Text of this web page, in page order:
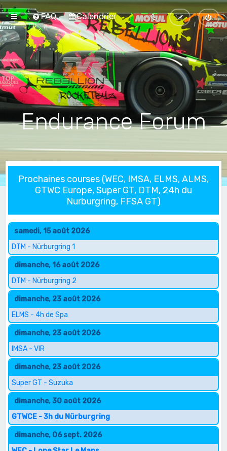
FAQ Calendrier
Endurance Forum
Prochaines courses (WEC, IMSA, ELMS, ALMS,
GTWC Europe, Super GT, DTM, 24h du
Nurburgring, FFSA GT)
samedi, 15 août 2026
DTM - Nürburgring 1
dimanche, 16 août 2026
DTM - Nürburgring 2
dimanche, 23 août 2026
ELMS - 4h de Spa
dimanche, 23 août 2026
IMSA - VIR
dimanche, 23 août 2026
Super GT - Suzuka
dimanche, 30 août 2026
GTWCE - 3h du Nürburgring
dimanche, 06 sept. 2026